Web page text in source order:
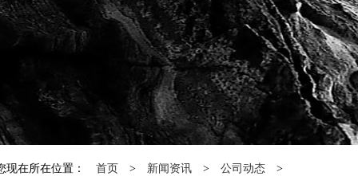
现在所在位置： 首页 > 新闻资讯 > 公司动态 >